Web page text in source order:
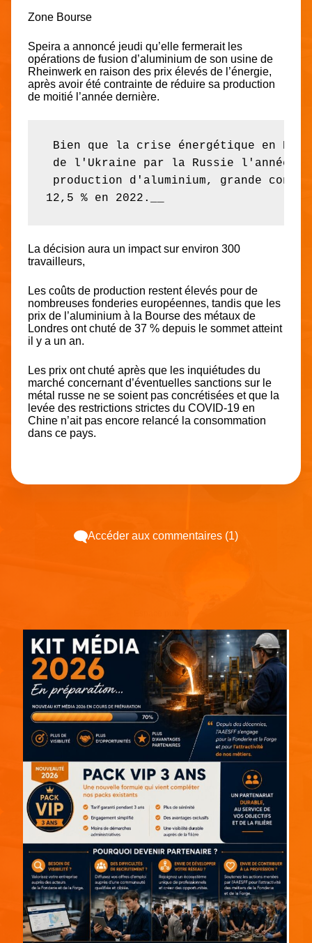
Zone Bourse
Speira a annoncé jeudi qu’elle fermerait les
opérations de fusion d’aluminium de son usine de
Rheinwerk en raison des prix élevés de l’énergie,
après avoir été contrainte de réduire sa production
de moitié l’année dernière.
Bien que la crise énergétique en
de l'Ukraine par la Russie l'année
production d'aluminium, grande
12,5 % en 2022.__
La décision aura un impact sur environ 300
travailleurs,
Les coûts de production restent élevés pour de
nombreuses fonderies européennes, tandis que les
prix de l’aluminium à la Bourse des métaux de
Londres ont chuté de 37 % depuis le sommet atteint
il y a un an.
Les prix ont chuté après que les inquiétudes du
marché concernant d’éventuelles sanctions sur le
métal russe ne se soient pas concrétisées et que la
levée des restrictions strictes du COVID-19 en
Chine n’ait pas encore relancé la consommation
dans ce pays.
Accéder aux commentaires (1)